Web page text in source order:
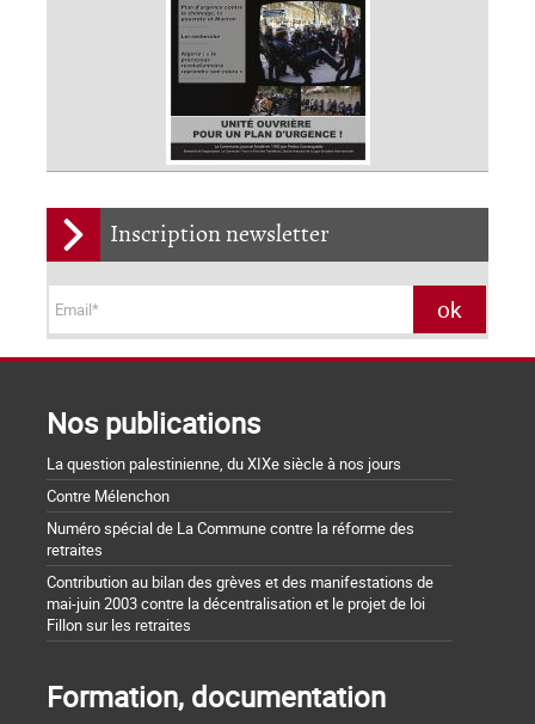
Inscription newsletter
Nos publications
La question palestinienne, du XIXe siècle à nos jours
Contre Mélenchon
Numéro spécial de La Commune contre la réforme des
retraites
Contribution au bilan des grèves et des manifestations de
mai-juin 2003 contre la décentralisation et le projet de loi
Fillon sur les retraites
Formation, documentation